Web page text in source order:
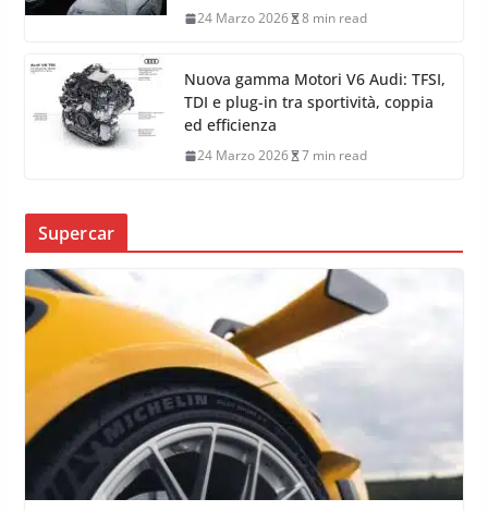
24 Marzo 2026 8 min read
Nuova gamma Motori V6 Audi: TFSI,
TDI e plug-in tra sportività, coppia
ed efficienza
24 Marzo 2026 7 min read
Supercar